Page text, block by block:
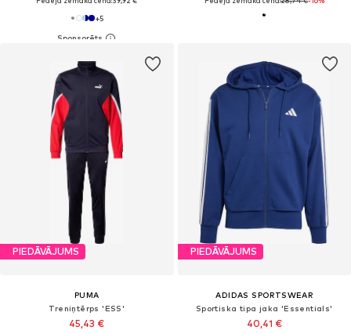
+5
PIEDĀVĀJUMS
PUMA
Treniņtērps 'ESS'
45,43 €
PIEDĀVĀJUMS
ADIDAS SPORTSWEAR
Sportiska tipa jaka 'Essentials'
40,41 €